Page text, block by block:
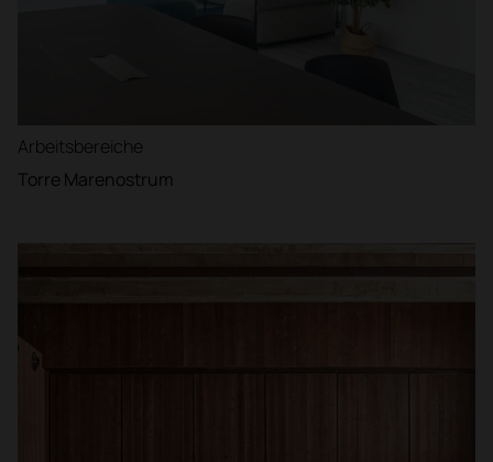
Arbeitsbereiche
Torre Marenostrum